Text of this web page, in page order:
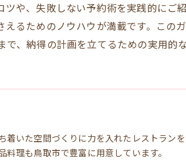
や、失敗しない予約術を実践的にご
るためのノウハウが満載です。この
、納得の計画を立てるための実用的
着いた空間づくりに力を入れたレストラン
理も鳥取市で豊富に用意しています。